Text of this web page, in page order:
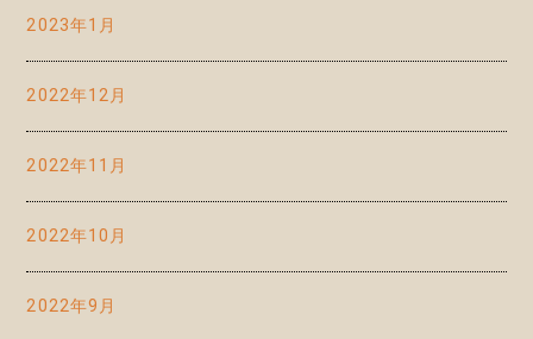
2023年1月
2022年12月
2022年11月
2022年10月
2022年9月